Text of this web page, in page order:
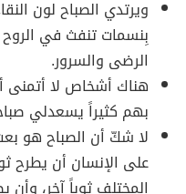
ويرتدي الصباح لون
بِنسمات تنفث في الروح
الرضى والسرور.
هناك أشخاص لا أتمنى
بهم كثيراً يسعدلي
لا شكّ أن الصباح هو
على الإنسان أن يطرح
المختلف ثوباً آخر،